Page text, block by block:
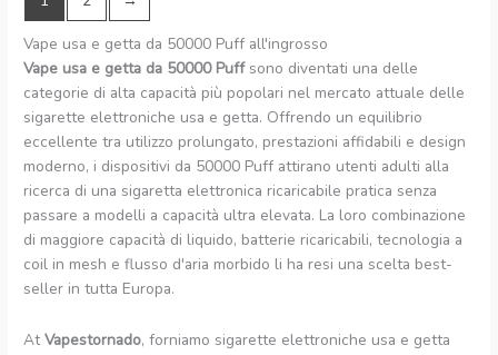
Vape usa e getta da 50000 Puff all'ingrosso
Vape usa e getta da 50000 Puffsono diventati una delle
categorie di alta capacità più popolari nel mercato attuale delle
sigarette elettroniche usa e getta. Offrendo un equilibrio
eccellente tra utilizzo prolungato, prestazioni affidabili e design
moderno, i dispositivi da 50000 Puff attirano utenti adulti alla
ricerca di una sigaretta elettronica ricaricabile pratica senza
passare a modelli a capacità ultra elevata. La loro combinazione
di maggiore capacità di liquido, batterie ricaricabili, tecnologia a
coil in mesh e flusso d'aria morbido li ha resi una scelta best-
seller in tutta Europa.
AtVapestornado, forniamo sigarette elettroniche usa e getta